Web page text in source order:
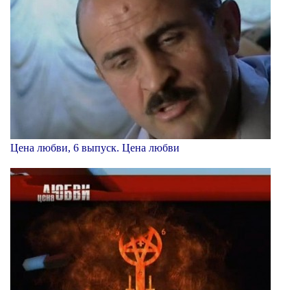
Цена любви, 6 выпуск. Цена любви